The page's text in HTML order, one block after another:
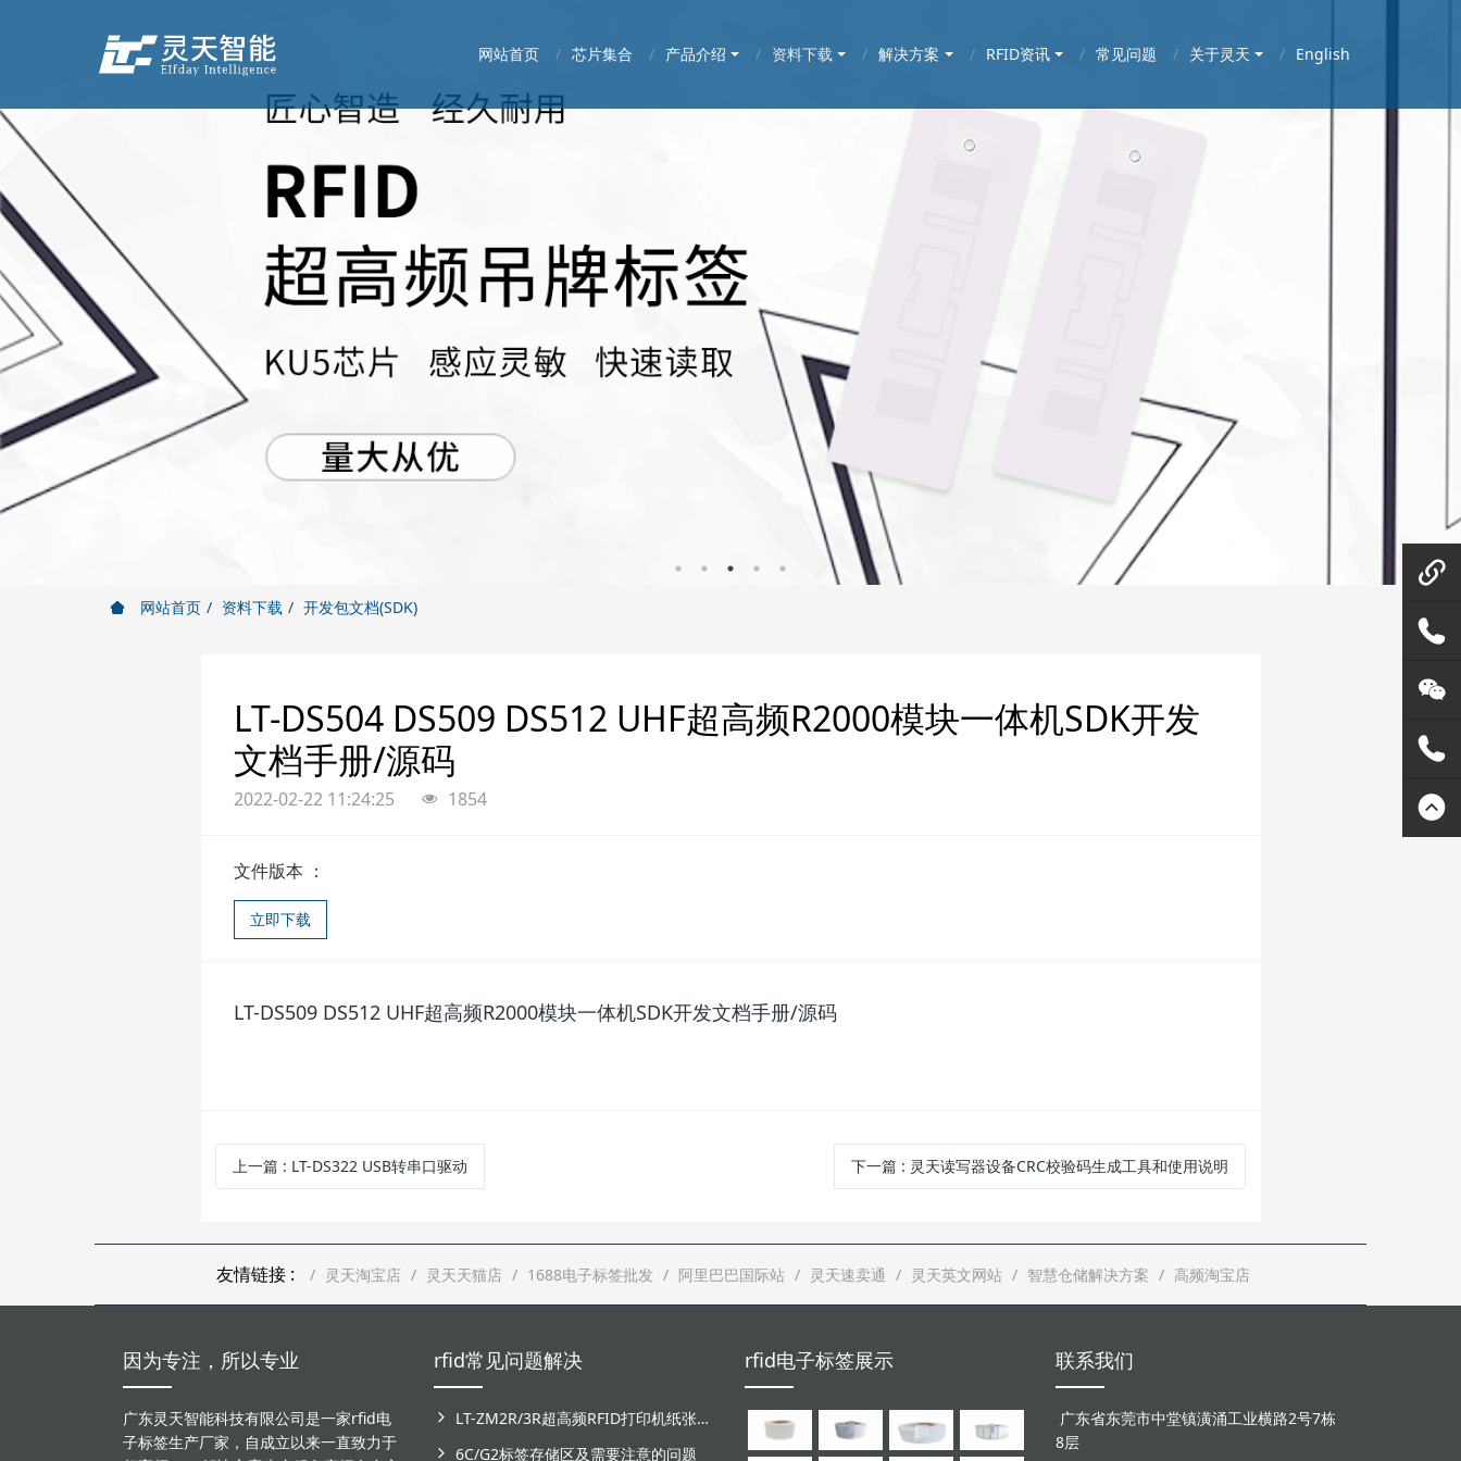
网站首页 芯片集合 产品介绍 资料下载 解决方案 RFID资讯 常见问题 关于灵天 English
网站首页 资料下载 开发包文档(SDK)
LT-DS504 DS509 DS512 UHF超高频R2000模块一体机SDK开发
文档手册/源码
2022-02-22 11:24:25 1854
文件版本 ：
立即下载
LT-DS509 DS512 UHF超高频R2000模块一体机SDK开发文档手册/源码
上一篇 : LT-DS322 USB转串口驱动 下一篇 : 灵天读写器设备CRC校验码生成工具和使用说明
友情链接 : 灵天淘宝店 灵天天猫店 1688电子标签批发 阿里巴巴国际站 灵天速卖通 灵天英文网站 智慧仓储解决方案 高频淘宝店
因为专注，所以专业
广东灵天智能科技有限公司是一家rfid电
子标签生产厂家，自成立以来一直致力于
rfid常见问题解决
LT-ZM2R/3R超高频RFID打印机纸张和碳带安装视频
6C/G2标签存储区及需要注意的问题
rfid电子标签展示 联系我们
广东省东莞市中堂镇潢涌工业横路2号7栋
8层
微信在
线咨询
158144
80455
灵天公
众号
400807